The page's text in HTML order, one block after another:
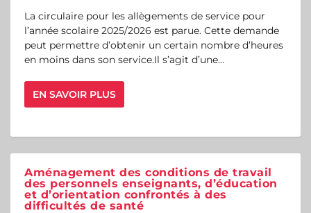
La circulaire pour les allègements de service pour
l’année scolaire 2025/2026 est parue. Cette demande
peut permettre d’obtenir un certain nombre d’heures
en moins dans son service.Il s’agit d’une...
EN SAVOIR PLUS
Aménagement des conditions de travail
des personnels enseignants, d’éducation
et d’orientation confrontés à des
difficultés de santé